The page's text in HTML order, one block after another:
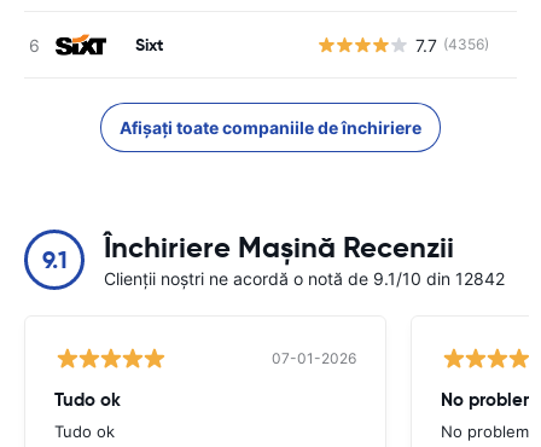
Sixt 7.7 (4356)
Afișați toate companiile de închiriere
9.1 Închiriere Mașină Recenzii
Clienții noștri ne acordă o notă de 9.1/10 din 12842
07-01-2026
Tudo ok
Tudo ok
No
No